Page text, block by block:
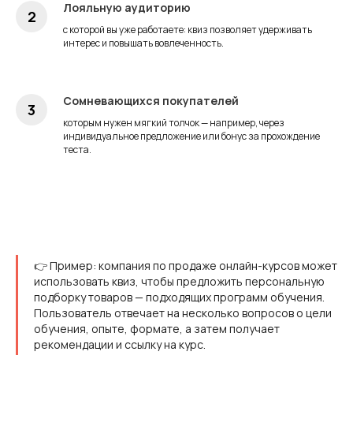
Лояльную аудиторию
с которой вы уже работаете: квиз позволяет удерживать
интерес и повышать вовлеченность.
Сомневающихся покупателей
которым нужен мягкий толчок — например, через
индивидуальное предложение или бонус за прохождение
теста.
👉 Пример: компания по продаже онлайн-курсов может
использовать квиз, чтобы предложить персональную
подборку товаров — подходящих программ обучения.
Пользователь отвечает на несколько вопросов о цели
обучения, опыте, формате, а затем получает
рекомендации и ссылку на курс.